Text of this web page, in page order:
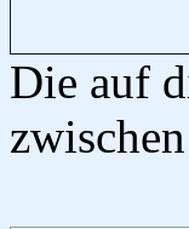
Die auf